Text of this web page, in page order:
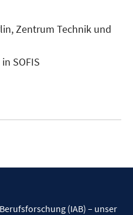
Zentrum Technik und
SOFIS
(IAB) – unser